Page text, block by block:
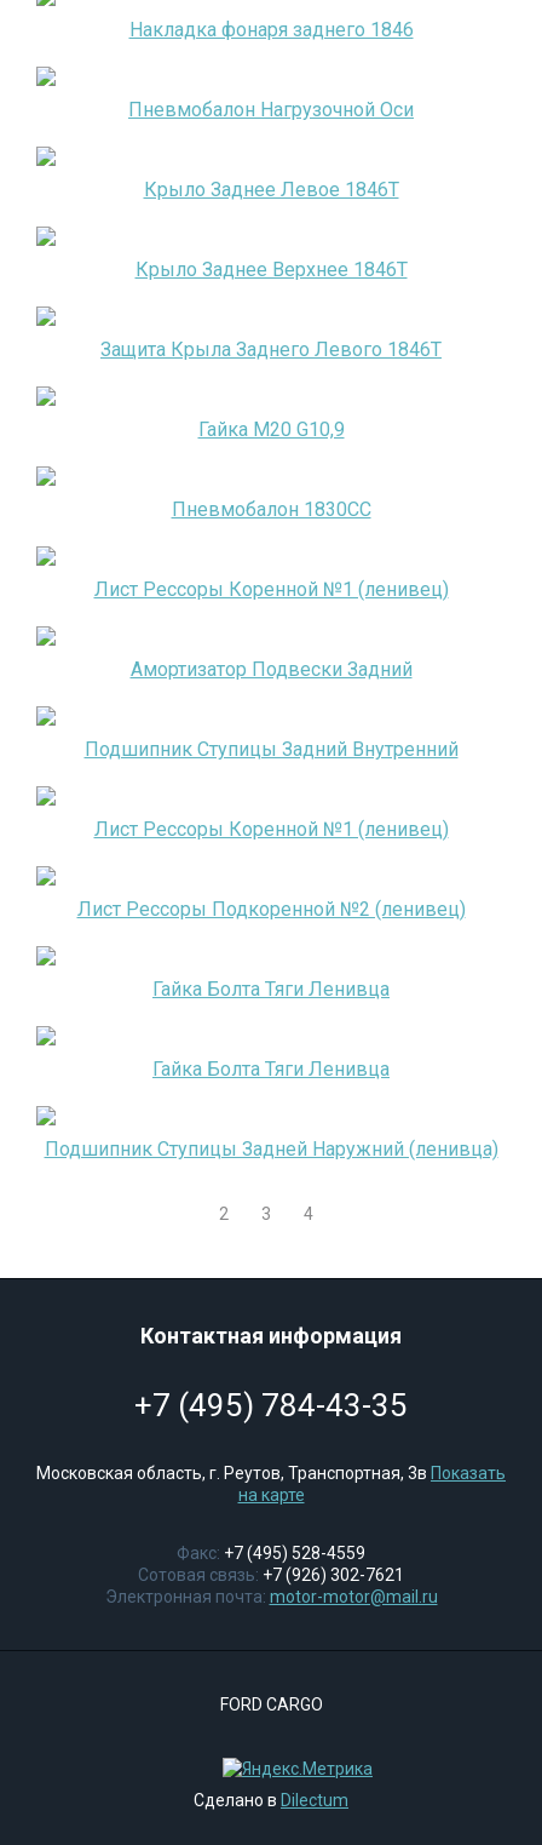
Накладка фонаря заднего 1846
Пневмобалон Нагрузочной Оси
Крыло Заднее Левое 1846Т
Крыло Заднее Верхнее 1846Т
Защита Крыла Заднего Левого 1846Т
Гайка М20 G10,9
Пневмобалон 1830СС
Лист Рессоры Коренной №1 (ленивец)
Амортизатор Подвески Задний
Подшипник Ступицы Задний Внутренний
Лист Рессоры Коренной №1 (ленивец)
Лист Рессоры Подкоренной №2 (ленивец)
Гайка Болта Тяги Ленивца
Гайка Болта Тяги Ленивца
Подшипник Ступицы Задней Наружний (ленивца)
2 3 4
Контактная информация
+7 (495) 784-43-35
Московская область, г. Реутов, Транспортная, 3в Показать
на карте
Факс: +7 (495) 528-4559
Сотовая связь: +7 (926) 302-7621
Электронная почта: motor-motor@mail.ru
FORD CARGO
Сделано в Dilectum